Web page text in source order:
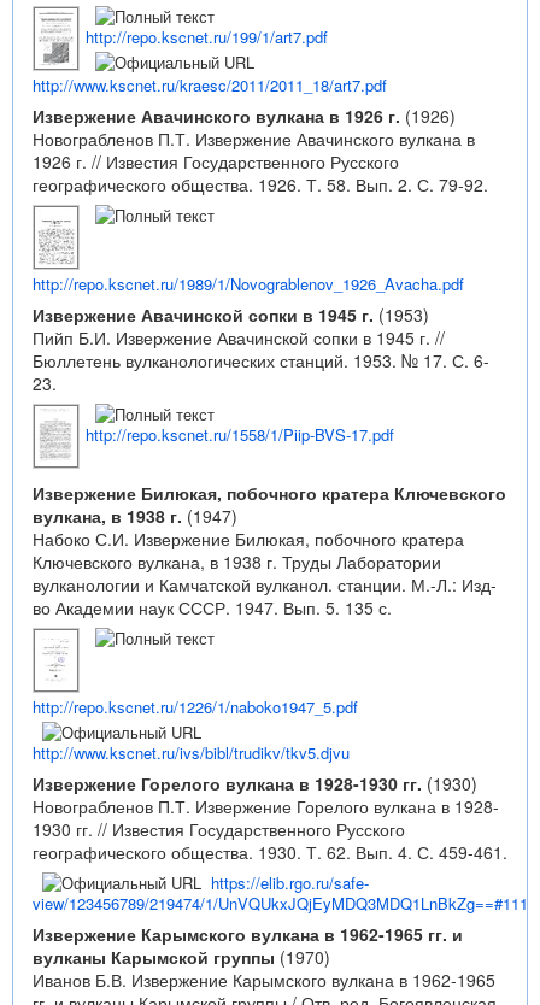
http://repo.kscnet.ru/199/1/art7.pdf
http://www.kscnet.ru/kraesc/2011/2011_18/art7.pdf
Извержение Авачинского вулкана в 1926 г. (1926)
Новограбленов П.Т. Извержение Авачинского вулкана в
1926 г. // Известия Государственного Русского
географического общества. 1926. Т. 58. Вып. 2. С. 79-92.
http://repo.kscnet.ru/1989/1/Novograblenov_1926_Avacha.pdf
Извержение Авачинской сопки в 1945 г. (1953)
Пийп Б.И. Извержение Авачинской сопки в 1945 г. //
Бюллетень вулканологических станций. 1953. № 17. С. 6-
23.
http://repo.kscnet.ru/1558/1/Piip-BVS-17.pdf
Извержение Билюкая, побочного кратера Ключевского
вулкана, в 1938 г. (1947)
Набоко С.И. Извержение Билюкая, побочного кратера
Ключевского вулкана, в 1938 г. Труды Лаборатории
вулканологии и Камчатской вулканол. станции. М.-Л.: Изд-
во Академии наук СССР. 1947. Вып. 5. 135 с.
http://repo.kscnet.ru/1226/1/naboko1947_5.pdf
http://www.kscnet.ru/ivs/bibl/trudikv/tkv5.djvu
Извержение Горелого вулкана в 1928-1930 гг. (1930)
Новограбленов П.Т. Извержение Горелого вулкана в 1928-
1930 гг. // Известия Государственного Русского
географического общества. 1930. Т. 62. Вып. 4. С. 459-461.
https://elib.rgo.ru/safe-
view/123456789/219474/1/UnVQUkxJQjEyMDQ3MDQ1LnBkZg==#111
Извержение Карымского вулкана в 1962-1965 гг. и
вулканы Карымской группы (1970)
Иванов Б.В. Извержение Карымского вулкана в 1962-1965